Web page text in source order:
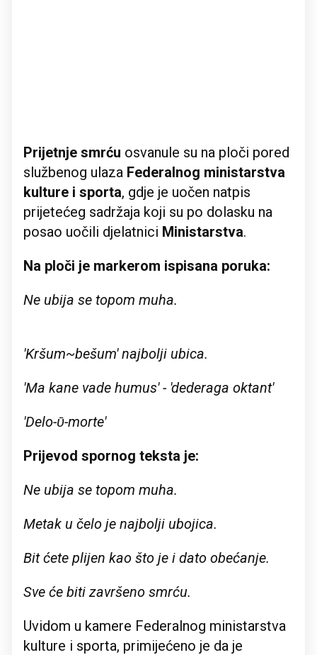
Prijetnje smrću osvanule su na ploči pored
službenog ulaza Federalnog ministarstva
kulture i sporta, gdje je uočen natpis
prijetećeg sadržaja koji su po dolasku na
posao uočili djelatnici Ministarstva.
Na ploči je markerom ispisana poruka:
Ne ubija se topom muha.
'Kršum~bešum' najbolji ubica.
'Ma kane vade humus' - 'dederaga oktant'
'Delo-ῡ-morte'
Prijevod spornog teksta je:
Ne ubija se topom muha.
Metak u čelo je najbolji ubojica.
Bit ćete plijen kao što je i dato obećanje.
Sve će biti završeno smrću.
Uvidom u kamere Federalnog ministarstva
kulture i sporta, primijećeno je da je